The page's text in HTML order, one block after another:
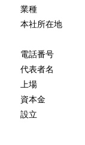
業種
本社所在地
電話番号
代表者名
上場
資本金
設立